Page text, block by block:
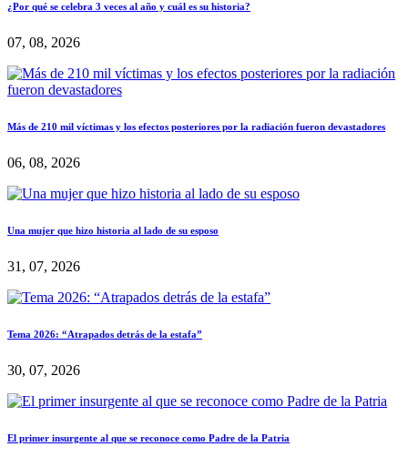
¿Por qué se celebra 3 veces al año y cuál es su historia?
07, 08, 2026
Más de 210 mil víctimas y los efectos posteriores por la radiación fueron devastadores
06, 08, 2026
Una mujer que hizo historia al lado de su esposo
31, 07, 2026
Tema 2026: “Atrapados detrás de la estafa”
30, 07, 2026
El primer insurgente al que se reconoce como Padre de la Patria